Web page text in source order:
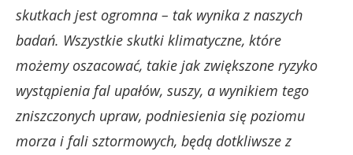
skutkach jest ogromna – tak wynika z naszych
badań. Wszystkie skutki klimatyczne, które
możemy oszacować, takie jak zwiększone ryzyko
wystąpienia fal upałów, suszy, a wynikiem tego
zniszczonych upraw, podniesienia się poziomu
morza i fali sztormowych, będą dotkliwsze z